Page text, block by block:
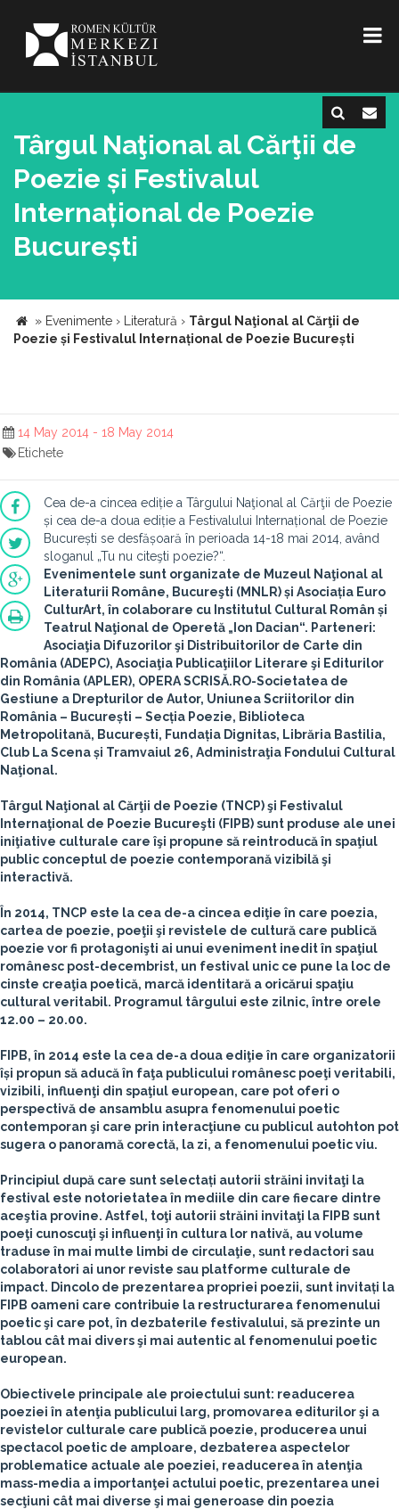
Târgul Naţional al Cărţii de
Poezie și Festivalul
Internațional de Poezie
București
» Evenimente › Literatură › Târgul Naţional al Cărţii de
Poezie și Festivalul Internațional de Poezie București
14 May 2014 - 18 May 2014
Etichete
Cea de-a cincea ediție a Târgului Naţional al Cărţii de Poezie
și cea de-a doua ediție a Festivalului Internațional de Poezie
București se desfășoară în perioada 14-18 mai 2014, având
sloganul „Tu nu citeşti poezie?“.
Evenimentele sunt organizate de Muzeul Naţional al
Literaturii Române, Bucureşti (MNLR) și Asociația Euro
CulturArt, în colaborare cu Institutul Cultural Român și
Teatrul Naţional de Operetă „Ion Dacian“. Parteneri:
Asociaţia Difuzorilor şi Distribuitorilor de Carte din
România (ADEPC), Asociaţia Publicaţiilor Literare şi Editurilor
din România (APLER), OPERA SCRISĂ.RO-Societatea de
Gestiune a Drepturilor de Autor, Uniunea Scriitorilor din
România – București – Secția Poezie, Biblioteca
Metropolitană, București, Fundația Dignitas, Librăria Bastilia,
Club La Scena și Tramvaiul 26, Administraţia Fondului Cultural
Naţional.
Târgul Naţional al Cărţii de Poezie (TNCP) şi Festivalul
Internaţional de Poezie Bucureşti (FIPB) sunt produse ale unei
iniţiative culturale care îşi propune să reintroducă în spaţiul
public conceptul de poezie contemporană vizibilă şi
interactivă.
În 2014, TNCP este la cea de-a cincea ediţie în care poezia,
cartea de poezie, poeţii şi revistele de cultură care publică
poezie vor fi protagonişti ai unui eveniment inedit în spaţiul
românesc post-decembrist, un festival unic ce pune la loc de
cinste creaţia poetică, marcă identitară a oricărui spaţiu
cultural veritabil. Programul târgului este zilnic, între orele
12.00 – 20.00.
FIPB, în 2014 este la cea de-a doua ediţie în care organizatorii
își propun să aducă în faţa publicului românesc poeţi veritabili,
vizibili, influenţi din spaţiul european, care pot oferi o
perspectivă de ansamblu asupra fenomenului poetic
contemporan şi care prin interacţiune cu publicul autohton pot
sugera o panoramă corectă, la zi, a fenomenului poetic viu.
Principiul după care sunt selectați autorii străini invitaţi la
festival este notorietatea în mediile din care fiecare dintre
aceştia provine. Astfel, toţi autorii străini invitaţi la FIPB sunt
poeţi cunoscuţi şi influenţi în cultura lor nativă, au volume
traduse în mai multe limbi de circulaţie, sunt redactori sau
colaboratori ai unor reviste sau platforme culturale de
impact. Dincolo de prezentarea propriei poezii, sunt invitați la
FIPB oameni care contribuie la restructurarea fenomenului
poetic şi care pot, în dezbaterile festivalului, să prezinte un
tablou cât mai divers şi mai autentic al fenomenului poetic
european.
Obiectivele principale ale proiectului sunt: readucerea
poeziei în atenţia publicului larg, promovarea editurilor şi a
revistelor culturale care publică poezie, producerea unui
spectacol poetic de amploare, dezbaterea aspectelor
problematice actuale ale poeziei, readucerea în atenţia
mass-media a importanţei actului poetic, prezentarea unei
secţiuni cât mai diverse şi mai generoase din poezia